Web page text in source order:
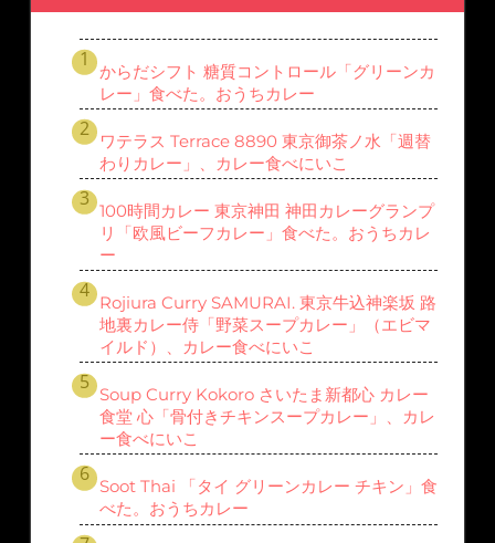
からだシフト 糖質コントロール「グリーンカ
レー」食べた。おうちカレー
ワテラス Terrace 8890 東京御茶ノ水「週替
わりカレー」、カレー食べにいこ
100時間カレー 東京神田 神田カレーグランプ
リ「欧風ビーフカレー」食べた。おうちカレ
ー
Rojiura Curry SAMURAI. 東京牛込神楽坂 路
地裏カレー侍「野菜スープカレー」（エビマ
イルド）、カレー食べにいこ
Soup Curry Kokoro さいたま新都心 カレー
食堂 心「骨付きチキンスープカレー」、カレ
ー食べにいこ
Soot Thai 「タイ グリーンカレー チキン」食
べた。おうちカレー